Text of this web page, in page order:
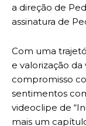
a direção de
assinatura de
Com uma
e valorização
compromisso
sentimentos
videoclipe de
mais um